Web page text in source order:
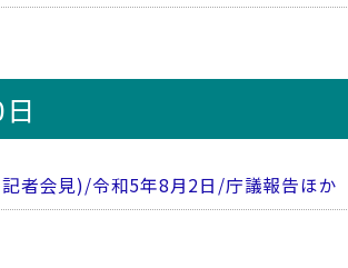
者会見)/令和5年8月2日/庁議報告ほか